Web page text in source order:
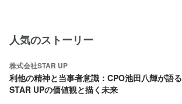
人気のストーリー
株式会社STAR UP
利他の精神と当事者意識：CPO池田八輝が語る
STAR UPの価値観と描く未来